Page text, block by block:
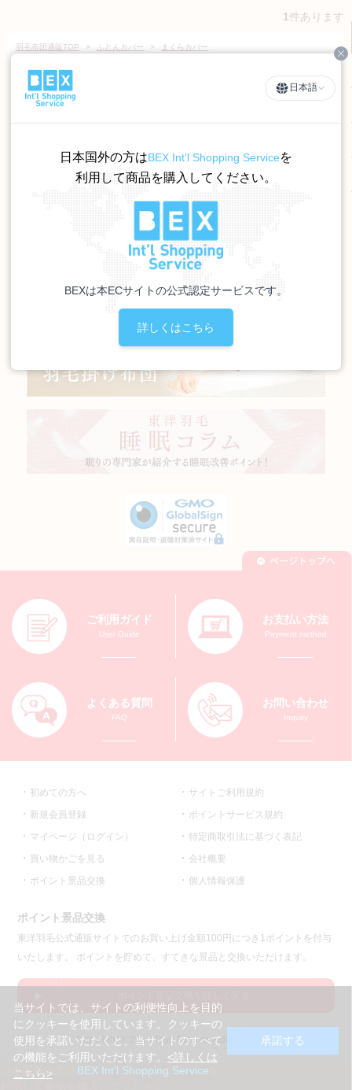
1件あります
羽毛布団通販TOP > ふとんカバー > まくらカバー
ご利用ガイド
User Guide
お支払い方法
Payment method
よくある質問
FAQ
お問い合わせ
Inquiry
初めての方へ
新規会員登録
マイページ（ログイン）
買い物かごを見る
ポイント景品交換
サイトご利用規約
ポイントサービス規約
特定商取引法に基づく表記
会社概要
個人情報保護
ポイント景品交換
東洋羽毛公式通販サイトでのお買い上げ金額100円につき1ポイントを付与
いたします。 ポイントを貯めて、すてきな景品と交換いただけます。
Copyright ® 2015 Toyo Feather Industry co.,ltd.
当サイトでは、サイトの利便性向上を目的
にクッキーを使用しています。クッキーの
使用を承諾いただくと、当サイトのすべて
の機能をご利用いただけます。 <詳しくは
こちら>
承諾する
日本国外の方は BEX Int’l Shopping Service
日本語
日本国外の方はBEX Int’l Shopping Serviceを
利用して商品を購入してください。
BEXは本ECサイトの公式認定サービスです。
詳しくはこちら